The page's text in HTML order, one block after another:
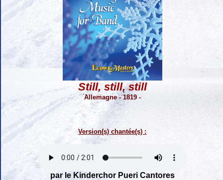
Still, still, still
Allemagne - 1819 -
Version(s) chantée(s) :
par le Kinderchor Pueri Cantores